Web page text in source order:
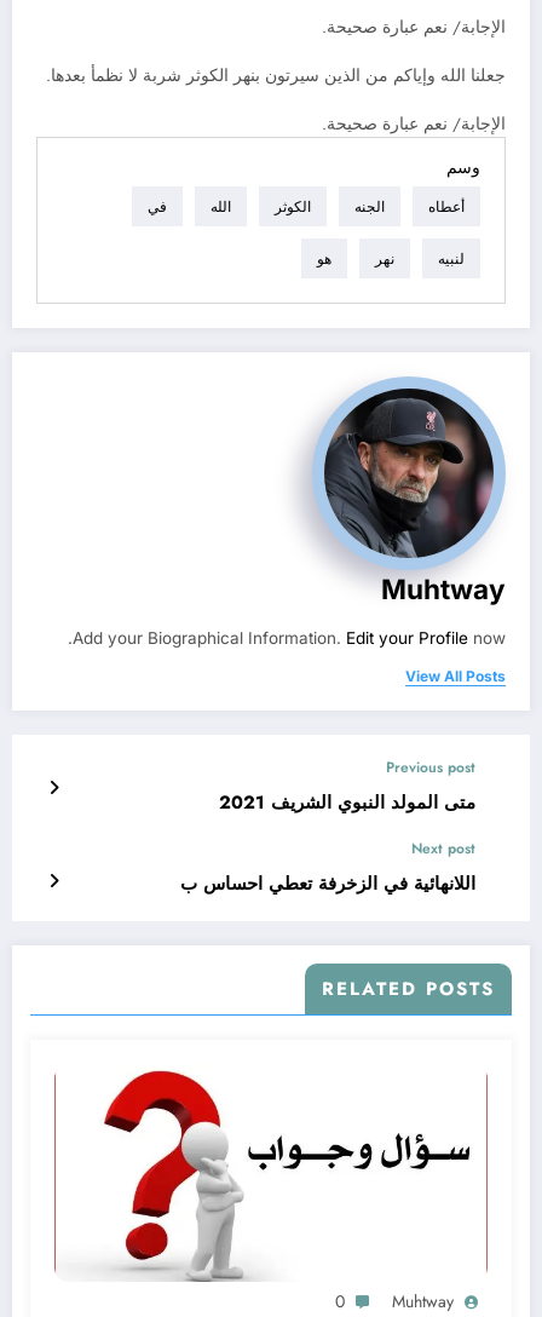
الإجابة/ نعم عبارة صحيحة.
جعلنا الله وإياكم من الذين سيرتون بنهر الكوثر شربة لا نظمأ بعدها.
الإجابة/ نعم عبارة صحيحة.
وسم
أعطاه الجنه الكوثر الله في
لنبيه نهر هو
Muhtway
Add your Biographical Information. Edit your Profile now.
View All Posts
Previous post
متى المولد النبوي الشريف 2021
Next post
اللانهائية في الزخرفة تعطي احساس ب
RELATED POSTS
Muhtway
0